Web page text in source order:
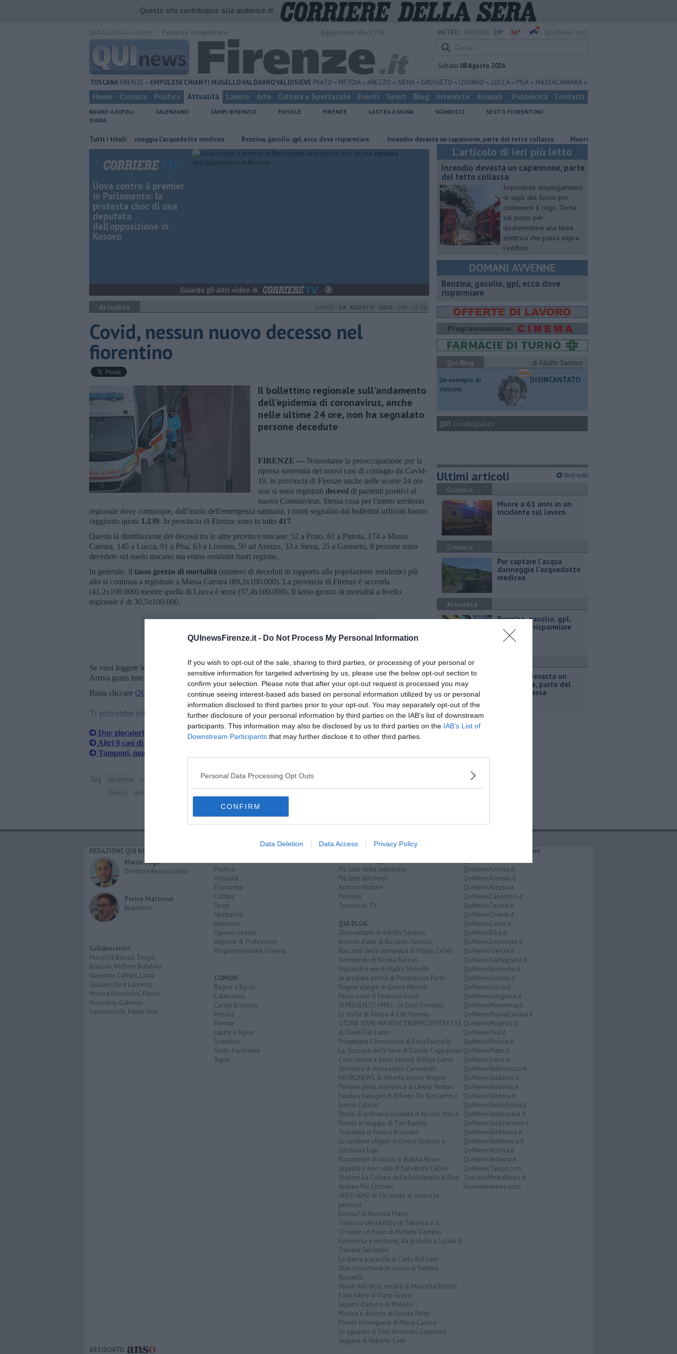
QUInewsFirenze.it - Do Not Process My Personal Information
If you wish to opt-out of the sale, sharing to third parties, or processing of your personal or
sensitive information for targeted advertising by us, please use the below opt-out section to
confirm your selection. Please note that after your opt-out request is processed you may
continue seeing interest-based ads based on personal information utilized by us or personal
information disclosed to third parties prior to your opt-out. You may separately opt-out of the
further disclosure of your personal information by third parties on the IAB’s list of downstream
participants. This information may also be disclosed by us to third parties on the IAB’s List of
Downstream Participants that may further disclose it to other third parties.
Personal Data Processing Opt Outs
CONFIRM
Data Deletion Data Access Privacy Policy
Questo sito contribuisce alla audience di
METEO: 24° 36°
Sabato 08 Agosto 2026
TOSCANA FIRENZE EMPOLESECHIANTI MUGELLOVALDARNOVALDISIEVE PRATO PISTOIA AREZZO SIENA GROSSETO LIVORNO LUCCA PISA MASSA CARRARA
Home Cronaca Politica Attualità Lavoro Arte Cultura e Spettacolo Eventi Sport Blog Interviste Animali Pubblicità Contatti
BAGNO A RIPOLI CALENZANO CAMPI BISENZIO FIESOLE FIRENZE LASTRA A SIGNA SCANDICCI
SESTO FIORENTINO
SIGNA
Tutti i titoli:
Per captare l'acqua danneggia l'acquedotto mediceo ​Benzina, gasolio, gpl, ecco dove risparmiare Incendio devasta un capannone, parte del tetto collassa Muore a 61 anni in un incidente sul lavoro
Uova contro il premier
in Parlamento: la
protesta choc di una
deputata
dell'opposizione in
Kosovo
Attualità LUNEDÌ 24 AGOSTO 2020 ORE 15:34
Covid, nessun nuovo decesso nel
fiorentino
Il bollettino regionale sull'andamento
dell'epidemia di coronavirus, anche
nelle ultime 24 ore, non ha segnalato
persone decedute
FIRENZE — Nonostante la preoccupazione per la
ripresa sostenuta dei nuovi casi di contagio da Covid-
19, in provincia di Firenze anche nelle scorse 24 ore
non si sono registrati decessi di pazienti positivi al
nuovo Coronavirus. Stessa cosa per l'intero territorio
regionale dove comunque, dall'inizio dell'emergenza sanitaria, i morti segnalati dai bollettini ufficiali hanno
raggiunto quota 1.139. In provincia di Firenze sono in tutto 417.
Questa la distribuzione dei decessi tra le altre province toscane: 52 a Prato, 81 a Pistoia, 174 a Massa
Carrara, 145 a Lucca, 91 a Pisa, 63 a Livorno, 50 ad Arezzo, 33 a Siena, 25 a Grosseto, 8 persone sono
decedute sul suolo toscano ma erano residenti fuori regione.
In generale, il tasso grezzo di mortalità (numero di deceduti in rapporto alla popolazione residente) più
alto si continua a registrare a Massa Carrara (89,3x100.000). La provincia di Firenze è seconda
(41,2x100.000) mentre quella di Lucca è terza (37,4x100.000). Il tasso grezzo di mortalità a livello
regionale è di 30,5x100.000.
Se vuoi leggere le notizie principali della Toscana iscriviti allaNewsletter QUInews - ToscanaMedia.
Arriva gratis tutti i giorni alle 20:00 direttamente nella tua casella di posta.
Basta cliccare QUI
Ti potrebbe interessare anche:
Due giocatori della Fiorentina positivi al Covid
Altri 9 casi di Covid in provincia di Firenze
Tamponi, manca il reagente, lo produce l'Unifi
Tag epidemia coronavirus provincia di firenze toscana prato pistoia
livorno
arezzo
L'articolo di ieri più letto
Incendio devasta un capannone, parte
del tetto collassa
Imponente dispiegamento
di vigili del fuoco per
contenere il rogo. Terna
sul posto per
disalimentare una linea
elettrica che passa sopra
l’edificio
DOMANI AVVENNE
​Benzina, gasolio, gpl, ecco dove
risparmiare
Qui Blog
di Adolfo Santoro
​Un esempio di
civismo
DISINCANTATO
QUI Condoglianze
Ultimi articoli Vedi tutti
Cronaca
Muore a 61 anni in un
incidente sul lavoro
Cronaca
Per captare l'acqua
danneggia l'acquedotto
mediceo
Attualità
​Benzina, gasolio, gpl,
ecco dove risparmiare
Cronaca
Incendio devasta un
capannone, parte del
tetto collassa
REDAZIONE QUI NEWS
Marco Migli
Direttore Responsabile
Pietro Mattonai
Redattore
Collaboratori
Marcella Bitozzi, Sergio
Braccini, Michele Bufalino,
Valentina Caffieri, Linda
Giuliani, Dina Laurenzi,
Monica Nocciolini, Paolo
Nocentini, Gabriele
Santarnecchi, Paola Silvi.
Politica
Attualità
Economia
Cultura
Sport
Spettacoli
Interviste
Opinion Leader
Imprese & Professioni
Programmazione Cinema
COMUNI
Bagno a Ripoli
Calenzano
Campi Bisenzio
Fiesole
Firenze
Lastra a Signa
Scandicci
Sesto Fiorentino
Signa
Più Letti della settimana
Più Letti del mese
Archivio Notizie
Persone
Toscani in TV
QUI BLOG
Disincantato di Adolfo Santoro
Incontri d'arte di Riccardo Ferrucci
Racconti della domenica di Marco Celati
Sorridendo di Nicola Belcari
Vignaioli e vini di Nadio Stronchi
Le pregiate penne di Pierantonio Pardi
Pagine allegre di Gianni Micheli
Psico-cose di Federica Giusti
VI PRESENTO I MIEI... di Dino Fiumalbi
Le stelle di Astrea di Edit Permay
STORIE VISPE MA NON TROPPO DISTRATTE
di Dario Dal Canto
Progettare il benessere di Erica Fiumalbi
La Toscana della birra di Davide Cappannari
Cose strane e posti assurdi di Blue Lama
Storielba di Alessandro Canestrelli
NEURONEWS di Alberto Arturo Vergani
Pensieri della domenica di Libero Venturi
Fauda e balagan di Alfredo De Girolamo e
Enrico Catassi
Storie di ordinaria umanità di Nicolò Stella
Parole in viaggio di Tito Barbini
Turbative di Franco Bonciani
Lo scrittore sfigato di Enrico Guerrini e
Gordiano Lupi
Raccontare di Gusto di Rubina Rovini
Legalità e non solo di Salvatore Calleri
Shalom La Cultura della Solidarietà di Don
Andrea Pio Cristiani
VERSI-AMO di Chi mette al centro la
persona
Eureka! di Nausica Manzi
Tabasco senza filtro di Tabasco n.6
Ci vuole un fisico di Michele Campisi
Economia e territorio, da globale a locale di
Daniele Salvadori
La dama a scacchi di Carlo Belciani
Due chiacchiere in cucina di Sabrina
Rossello
Storie dell'altro secolo di Marcella Bitozzi
Easy ridere di Dario Greco
Legami d'amore di Malena ...
Musica e dintorni di Fausto Pirìto
Parole milonguere di Maria Caruso
Lo sguardo di Don Armando Zappolini
Leggere di Roberto Cerri
IL NETWORK QuiNews.net
QuiNewsAmiata.it
QuiNewsAnimali.it
QuiNewsArezzo.it
QuiNewsCasentino.it
QuiNewsCecina.it
QuiNewsChianti.it
QuiNewsCuoio.it
QuiNewsElba.it
QuiNewsEmpolese.it
QuiNewsFirenze.it
QuiNewsGarfagnana.it
QuiNewsGrosseto.it
QuiNewsLivorno.it
QuiNewsLucca.it
QuiNewsLunigiana.it
QuiNewsMaremma.it
QuiNewsMassaCarrara.it
QuiNewsMugello.it
QuiNewsPisa.it
QuiNewsPistoia.it
QuiNewsPrato.it
QuiNewsSiena.it
QuiNewsValbisenzio.it
QuiNewsValdarno.it
QuiNewsValdelsa.it
QuiNewsValdera.it
QuiNewsValdichiana.it
QuiNewsValdicornia.it
QuiNewsValdinievole.it
QuiNewsValdisieve.it
QuiNewsValtiberina.it
QuiNewsVersilia.it
QuiNewsVolterra.it
QuiNewsTango.com
ToscanaMediaNews.it
Fiorentinanews.com
ASSOCIATO